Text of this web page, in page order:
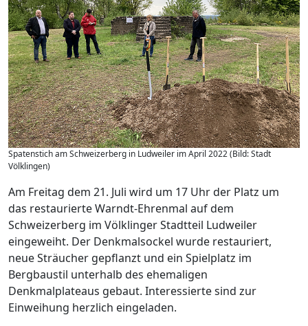
Spatenstich am Schweizerberg in Ludweiler im April 2022 (Bild: Stadt
Völklingen)
Am Freitag dem 21. Juli wird um 17 Uhr der Platz um
das restaurierte Warndt-Ehrenmal auf dem
Schweizerberg im Völklinger Stadtteil Ludweiler
eingeweiht. Der Denkmalsockel wurde restauriert,
neue Sträucher gepflanzt und ein Spielplatz im
Bergbaustil unterhalb des ehemaligen
Denkmalplateaus gebaut. Interessierte sind zur
Einweihung herzlich eingeladen.